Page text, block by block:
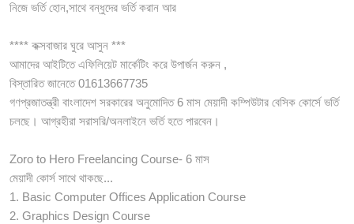
নিজে ভর্তি হোন,সাথে বন্ধুদের ভর্তি করান আর
**** কক্সবাজার ঘুরে আসুন ***
আমাদের আইটিতে এফিলিয়েট মার্কেটিং করে উপার্জন করুন ,
বিস্তারিত জানেতে 01613667735
গণপ্রজাতন্ত্রী বাংলাদেশ সরকারের অনুমোদিত 6 মাস মেয়াদী কম্পিউটার বেসিক কোর্সে ভর্তি
চলছে। আগ্রহীরা সরাসরি/অনলাইনে ভর্তি হতে পারবেন।
Zoro to Hero Freelancing Course- 6 মাস
মেয়াদী কোর্স সাথে থাকছে...
1. Basic Computer Offices Application Course
2. Graphics Design Course